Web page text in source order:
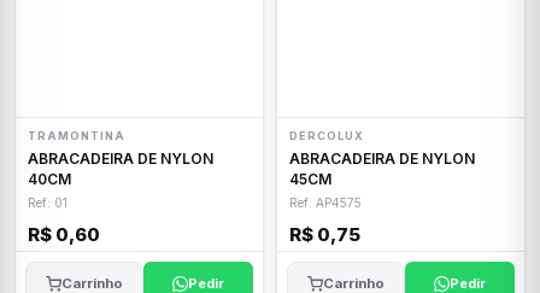
TRAMONTINA
ABRACADEIRA DE NYLON
40CM
Ref: 01
R$ 0,60
Carrinho Pedir
DERCOLUX
ABRACADEIRA DE NYLON
45CM
Ref: AP4575
R$ 0,75
Carrinho Pedir